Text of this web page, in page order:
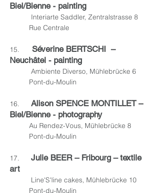
Biel/Bienne - painting
Interiarte Saddler, Zentralstrasse 8
Rue Centrale
15.
Séverine BERTSCHI –
Neuchâtel - painting
Ambiente Diverso, Mühlebrücke 6
Pont-du-Moulin
16.
Alison SPENCE MONTILLET –
Biel/Bienne - photography
Au Rendez-Vous, Mühlebrücke 8
Pont-du-Moulin
17. Julie BEER – Fribourg – textile
art
Line'S'line cakes, Mühlebrücke 10
Pont-du-Moulin